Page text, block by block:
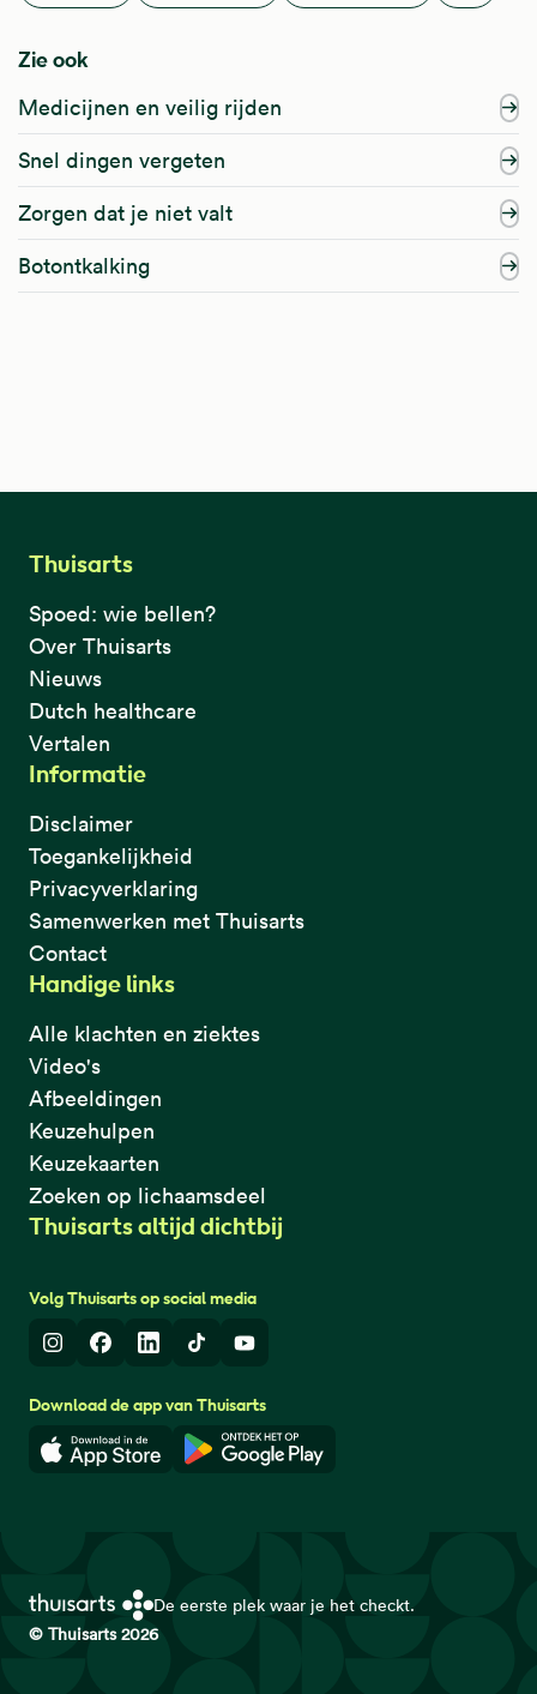
Zie ook
Medicijnen en veilig rijden
Snel dingen vergeten
Zorgen dat je niet valt
Botontkalking
Thuisarts
Spoed: wie bellen?
Over Thuisarts
Nieuws
Dutch healthcare
Vertalen
Informatie
Disclaimer
Toegankelijkheid
Privacyverklaring
Samenwerken met Thuisarts
Contact
Handige links
Alle klachten en ziektes
Video's
Afbeeldingen
Keuzehulpen
Keuzekaarten
Zoeken op lichaamsdeel
Thuisarts altijd dichtbij
Volg Thuisarts op social media
InstagramFacebook
LinkedInTikTokYoutube
Download de app van Thuisarts
Download in de App StoreDownload in de Google Play
De eerste plek waar je het checkt.
© Thuisarts 2026